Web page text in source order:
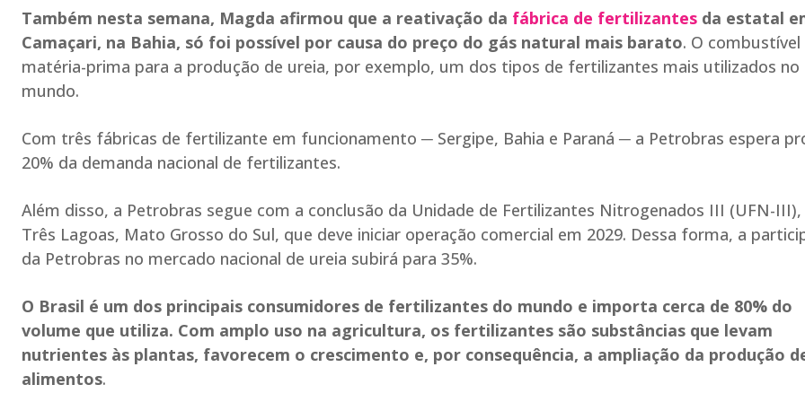
Também nesta semana, Magda afirmou que a reativação da fábrica de fertilizantes da estatal
Camaçari, na Bahia, só foi possível por causa do preço do gás natural mais barato. O combustível
matéria-prima para a produção de ureia, por exemplo, um dos tipos de fertilizantes mais utilizados no
mundo.
Com três fábricas de fertilizante em funcionamento ─ Sergipe, Bahia e Paraná ─ a Petrobras espera
20% da demanda nacional de fertilizantes.
Além disso, a Petrobras segue com a conclusão da Unidade de Fertilizantes Nitrogenados III (UFN-III),
Três Lagoas, Mato Grosso do Sul, que deve iniciar operação comercial em 2029. Dessa forma, a
da Petrobras no mercado nacional de ureia subirá para 35%.
O Brasil é um dos principais consumidores de fertilizantes do mundo e importa cerca de 80% do
volume que utiliza. Com amplo uso na agricultura, os fertilizantes são substâncias que levam
nutrientes às plantas, favorecem o crescimento e, por consequência, a ampliação da produção
alimentos.